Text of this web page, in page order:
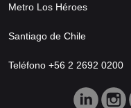
Metro Los Héroes
Santiago de Chile
Teléfono +56 2 2692 0200